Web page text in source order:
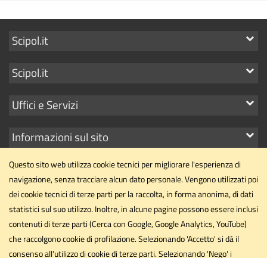
Mostra
link
Scipol.it
Mostra
link
Scipol.it
Mostra
link
Uffici e Servizi
Mostra
link
Informazioni sul sito
Dipartimento di Scienze Politiche
Università degli Studi di Perugia
Via Pascoli, 20 - 06123 - Perugia
Questo sito web utilizza cookie tecnici per migliorare l'esperienza di
navigazione, senza tracciare alcun dato personale. Vengono utilizzati poi
dei cookie tecnici di terze parti per la raccolta, in forma anonima, di dati
statistici sul suo utilizzo. Inoltre, in alcune pagine possono essere inclusi
contenuti di terze parti (Cerca con Google, Google Analytics, YouTube)
che raccolgono cookie di profilazione. Selezionando 'Accetto' si dà il
consenso all'utilizzo di cookie di terze parti. Selezionando 'Nego' i